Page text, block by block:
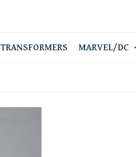
TRANSFORMERS MARVEL/DC